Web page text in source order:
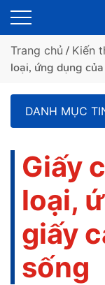
Trang chủ / Kiến
loại, ứng dụng
DANH MỤC
Giấy
loại,
giấy
sống